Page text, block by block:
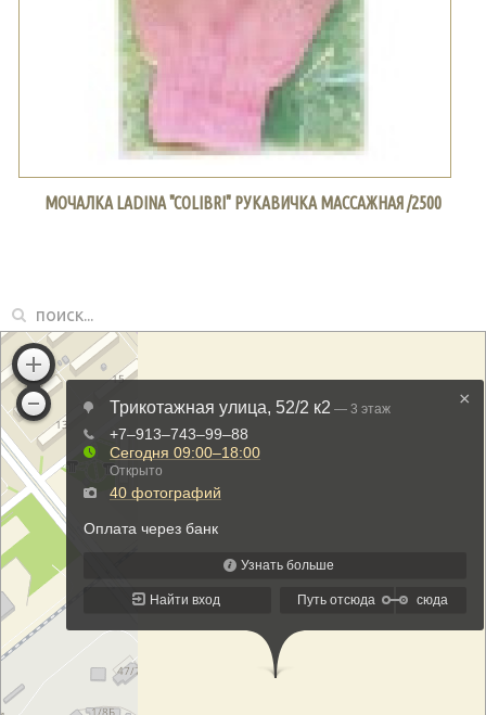
МОЧАЛКА LADINA "COLIBRI" РУКАВИЧКА МАССАЖНАЯ /2500